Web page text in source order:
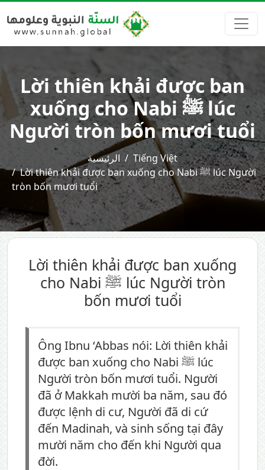
Lời thiên khải được ban
xuống cho Nabi ﷺ lúc
Người tròn bốn mươi tuổi
الرئيسية
Tiếng Việt
Lời thiên khải được ban xuống cho Nabi ﷺ lúc Người
tròn bốn mươi tuổi
Lời thiên khải được ban xuống
cho Nabi ﷺ lúc Người tròn
bốn mươi tuổi
Ông Ibnu ‘Abbas nói: Lời thiên khải
được ban xuống cho Nabi ﷺ lúc
Người tròn bốn mươi tuổi. Người
đã ở Makkah mười ba năm, sau đó
được lệnh di cư, Người đã di cứ
đến Madinah, và sinh sống tại đây
mười năm cho đến khi Người qua
đời.